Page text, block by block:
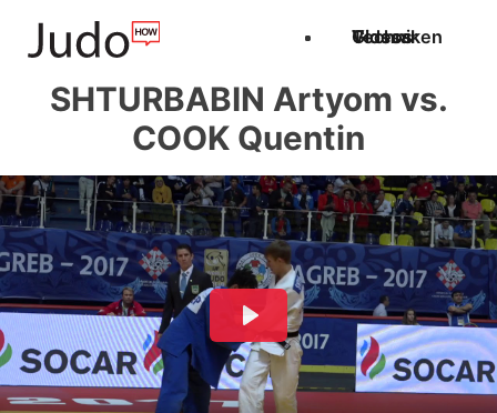
Techniken
Videos
Glossar
SHTURBABIN Artyom vs.
COOK Quentin